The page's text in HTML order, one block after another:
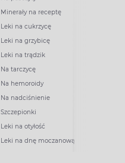
Minerały na receptę
Leki na cukrzycę
Leki na grzybicę
Leki na trądzik
Na tarczycę
Na hemoroidy
Na nadciśnienie
Szczepionki
Leki na otyłość
Leki na dnę moczanową